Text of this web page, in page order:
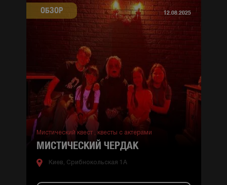
ОБЗОР 12.08.2025
Мистический квест ,квесты с актерами
МИСТИЧЕСКИЙ ЧЕРДАК
Киев, Срибнокольская 1А